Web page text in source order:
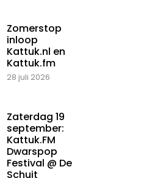
Zomerstop
inloop
Kattuk.nl en
Kattuk.fm
28 juli 2026
Zaterdag 19
september:
Kattuk.FM
Dwarspop
Festival @ De
Schuit